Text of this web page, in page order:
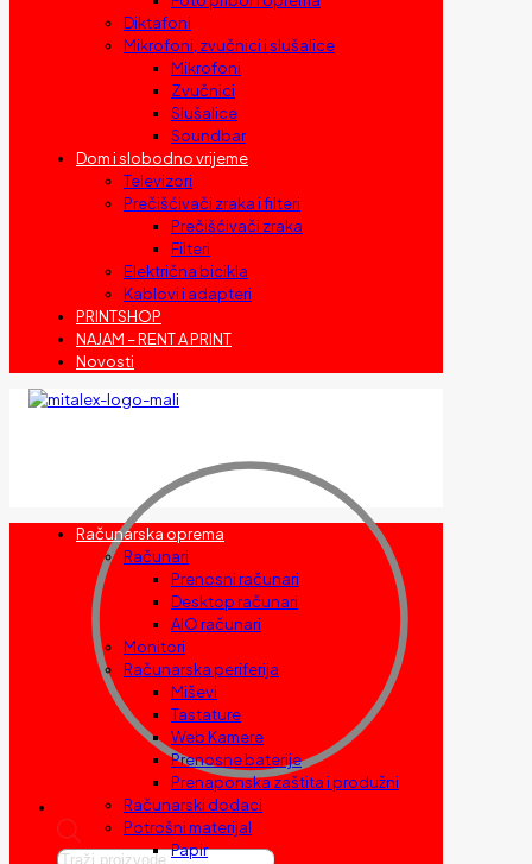
Diktafoni
Mikrofoni, zvučnici i slušalice
Mikrofoni
Zvučnici
Slušalice
Soundbar
Dom i slobodno vrijeme
Televizori
Prečišćivači zraka i filteri
Prečišćivači zraka
Filteri
Električna bicikla
Kablovi i adapteri
PRINTSHOP
NAJAM – RENT A PRINT
Novosti
Products
Računarska oprema
Računari
Prenosni računari
Desktop računari
AIO računari
Monitori
Računarska periferija
Miševi
Tastature
Web Kamere
Prenosne baterije
Prenaponska zaštita i produžni
Računarski dodaci
Potrošni materijal
Papir